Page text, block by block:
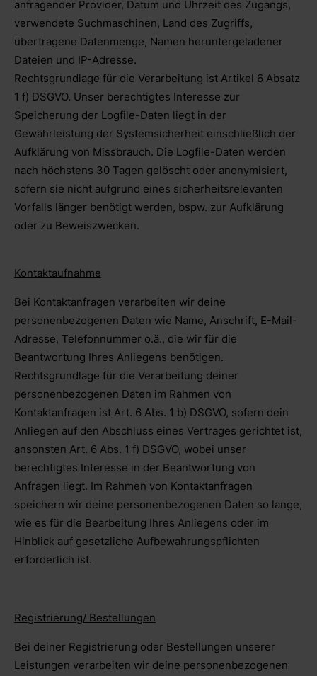
anfragender Provider, Datum und Uhrzeit des Zugangs,
verwendete Suchmaschinen, Land des Zugriffs,
übertragene Datenmenge, Namen heruntergeladener
Dateien und IP-Adresse.
Rechtsgrundlage für die Verarbeitung ist Artikel 6 Absatz
1 f) DSGVO. Unser berechtigtes Interesse zur
Speicherung der Logfile-Daten liegt in der
Gewährleistung der Systemsicherheit einschließlich der
Aufklärung von Missbrauch. Die Logfile-Daten werden
nach höchstens 30 Tagen gelöscht oder anonymisiert,
sofern sie nicht aufgrund eines sicherheitsrelevanten
Vorfalls länger benötigt werden, bspw. zur Aufklärung
oder zu Beweiszwecken.
Kontaktaufnahme
Bei Kontaktanfragen verarbeiten wir deine
personenbezogenen Daten wie Name, Anschrift, E-Mail-
Adresse, Telefonnummer o.ä., die wir für die
Beantwortung Ihres Anliegens benötigen.
Rechtsgrundlage für die Verarbeitung deiner
personenbezogenen Daten im Rahmen von
Kontaktanfragen ist Art. 6 Abs. 1 b) DSGVO, sofern dein
Anliegen auf den Abschluss eines Vertrages gerichtet ist,
ansonsten Art. 6 Abs. 1 f) DSGVO, wobei unser
berechtigtes Interesse in der Beantwortung von
Anfragen liegt. Im Rahmen von Kontaktanfragen
speichern wir deine personenbezogenen Daten so lange,
wie es für die Bearbeitung Ihres Anliegens oder im
Hinblick auf gesetzliche Aufbewahrungspflichten
erforderlich ist.
Registrierung/ Bestellungen
Bei deiner Registrierung oder Bestellungen unserer
Leistungen verarbeiten wir deine personenbezogenen